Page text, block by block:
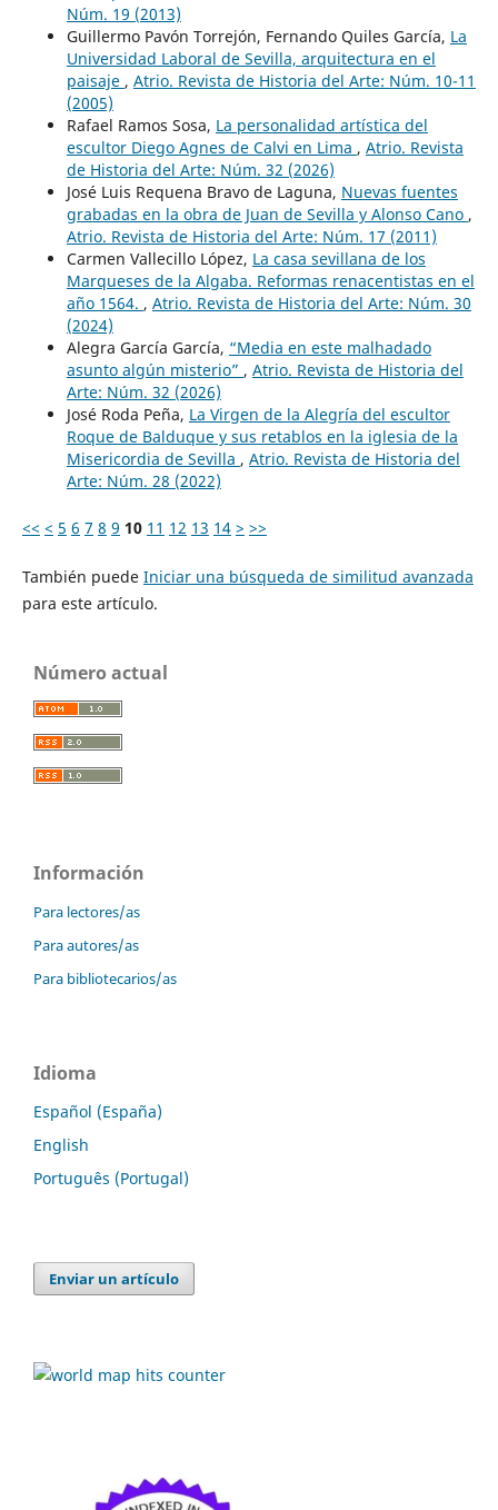
Núm. 19 (2013)
Guillermo Pavón Torrejón, Fernando Quiles García, La
Universidad Laboral de Sevilla, arquitectura en el
paisaje , Atrio. Revista de Historia del Arte: Núm. 10-11
(2005)
Rafael Ramos Sosa, La personalidad artística del
escultor Diego Agnes de Calvi en Lima , Atrio. Revista
de Historia del Arte: Núm. 32 (2026)
José Luis Requena Bravo de Laguna, Nuevas fuentes
grabadas en la obra de Juan de Sevilla y Alonso Cano ,
Atrio. Revista de Historia del Arte: Núm. 17 (2011)
Carmen Vallecillo López, La casa sevillana de los
Marqueses de la Algaba. Reformas renacentistas en el
año 1564. , Atrio. Revista de Historia del Arte: Núm. 30
(2024)
Alegra García García, “Media en este malhadado
asunto algún misterio” , Atrio. Revista de Historia del
Arte: Núm. 32 (2026)
José Roda Peña, La Virgen de la Alegría del escultor
Roque de Balduque y sus retablos en la iglesia de la
Misericordia de Sevilla , Atrio. Revista de Historia del
Arte: Núm. 28 (2022)
<< < 5 6 7 8 9 10 11 12 13 14 > >>
También puede Iniciar una búsqueda de similitud avanzada
para este artículo.
Número actual
Información
Para lectores/as
Para autores/as
Para bibliotecarios/as
Idioma
Español (España)
English
Português (Portugal)
Enviar un artículo